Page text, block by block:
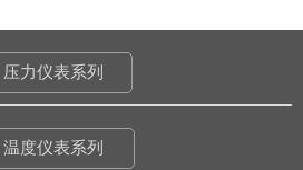
压力仪表系列
温度仪表系列